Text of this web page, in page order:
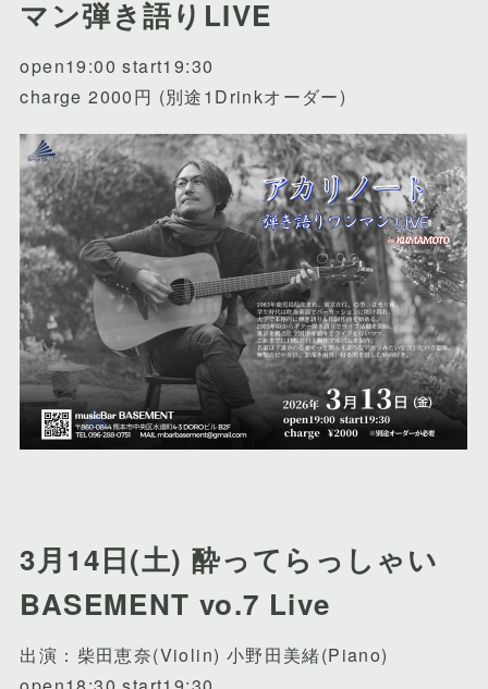
マン弾き語りLIVE
open19:00 start19:30
charge 2000円 (別途1Drinkオーダー)
3月14日(土) 酔ってらっしゃい
BASEMENT vo.7 Live
出演：柴田恵奈(Violin) 小野田美緒(Piano)